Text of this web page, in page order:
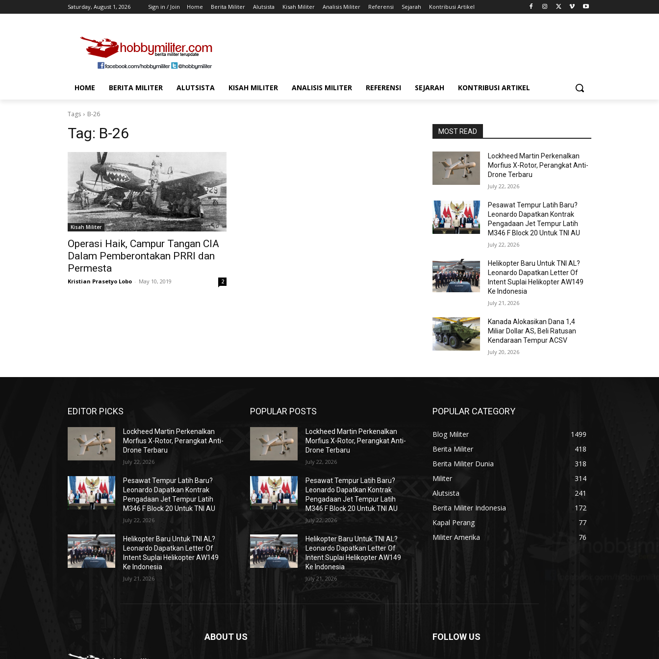
Saturday, August 1, 2026 Sign in / Join Home Berita Militer Alutsista Kisah Militer Analisis Militer Referensi Sejarah Kontribusi Artikel
HOME BERITA MILITER ALUTSISTA KISAH MILITER ANALISIS MILITER REFERENSI SEJARAH KONTRIBUSI ARTIKEL
Tags B-26
Tag: B-26
Kisah Militer
Operasi Haik, Campur Tangan CIA
Dalam Pemberontakan PRRI dan
Permesta
Kristian Prasetyo Lobo - May 10, 2019 2
MOST READ
Lockheed Martin Perkenalkan
Morfius X-Rotor, Perangkat Anti-
Drone Terbaru
July 22, 2026
Pesawat Tempur Latih Baru?
Leonardo Dapatkan Kontrak
Pengadaan Jet Tempur Latih
M346 F Block 20 Untuk TNI AU
July 22, 2026
Helikopter Baru Untuk TNI AL?
Leonardo Dapatkan Letter Of
Intent Suplai Helikopter AW149
Ke Indonesia
July 21, 2026
Kanada Alokasikan Dana 1,4
Miliar Dollar AS, Beli Ratusan
Kendaraan Tempur ACSV
July 20, 2026
EDITOR PICKS
Lockheed Martin Perkenalkan
Morfius X-Rotor, Perangkat Anti-
Drone Terbaru
July 22, 2026
Pesawat Tempur Latih Baru?
Leonardo Dapatkan Kontrak
Pengadaan Jet Tempur Latih
M346 F Block 20 Untuk TNI AU
July 22, 2026
Helikopter Baru Untuk TNI AL?
Leonardo Dapatkan Letter Of
Intent Suplai Helikopter AW149
Ke Indonesia
July 21, 2026
POPULAR POSTS
Lockheed Martin Perkenalkan
Morfius X-Rotor, Perangkat Anti-
Drone Terbaru
July 22, 2026
Pesawat Tempur Latih Baru?
Leonardo Dapatkan Kontrak
Pengadaan Jet Tempur Latih
M346 F Block 20 Untuk TNI AU
July 22, 2026
Helikopter Baru Untuk TNI AL?
Leonardo Dapatkan Letter Of
Intent Suplai Helikopter AW149
Ke Indonesia
July 21, 2026
POPULAR CATEGORY
Blog Militer
1499
Berita Militer
418
Berita Militer Dunia
318
Militer
314
Alutsista
241
Berita Militer Indonesia
172
Kapal Perang
77
Militer Amerika
76
ABOUT US FOLLOW US